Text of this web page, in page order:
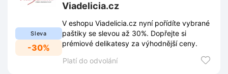
Sleva
-30%
Viadelicia.cz
V eshopu Viadelicia.cz nyní pořídíte vybrané
paštiky se slevou až 30%. Dopřejte si
prémiové delikatesy za výhodnější ceny.
Platí do odvolání